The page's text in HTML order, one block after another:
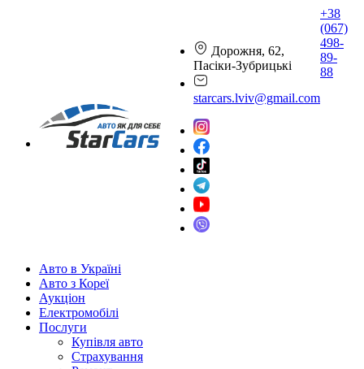
Дорожня, 62,
Пасіки-Зубрицькі
starcars.lviv@gmail.com
+38
(067)
498-
89-
88
Авто в Україні
Авто з Кореї
Аукціон
Електромобілі
Послуги
Купівля авто
Страхування